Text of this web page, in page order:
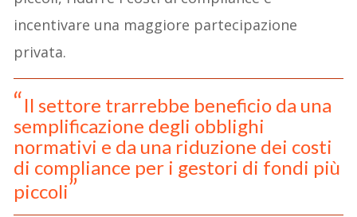
incentivare una maggiore partecipazione
privata.
Il settore trarrebbe beneficio da una
semplificazione degli obblighi
normativi e da una riduzione dei costi
di compliance per i gestori di fondi più
piccoli